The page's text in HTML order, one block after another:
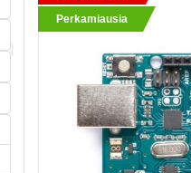
Perkamiausia